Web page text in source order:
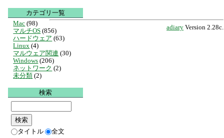
adiary Version 2.28c.
カテゴリ一覧
Mac (98)
マルチOS (856)
ハードウェア (63)
Linux (4)
マルウェア関連 (30)
Windows (206)
ネットワーク (2)
未分類 (2)
検索
タイトル 全文